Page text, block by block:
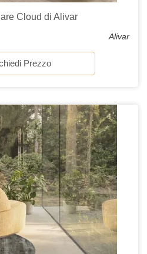
Cloud di Alivar
Alivar
Prezzo